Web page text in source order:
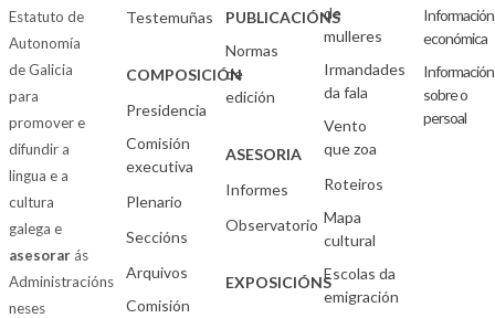
Estatuto de
Autonomía
de Galicia
para
promover e
difundir a
lingua e a
cultura
galega e
asesorarás
Administracións
neses
Testemuñas
COMPOSICIÓN
Presidencia
Comisión
executiva
Plenario
Seccións
Arquivos
Comisión
PUBLICACIÓNS
Normas
de
edición
ASESORIA
Informes
Observatorio
EXPOSICIÓNS
de
mulleres
Irmandades
da fala
Vento
que zoa
Roteiros
Mapa
cultural
Escolas da
emigración
Información
económica
Información
sobre o
persoal